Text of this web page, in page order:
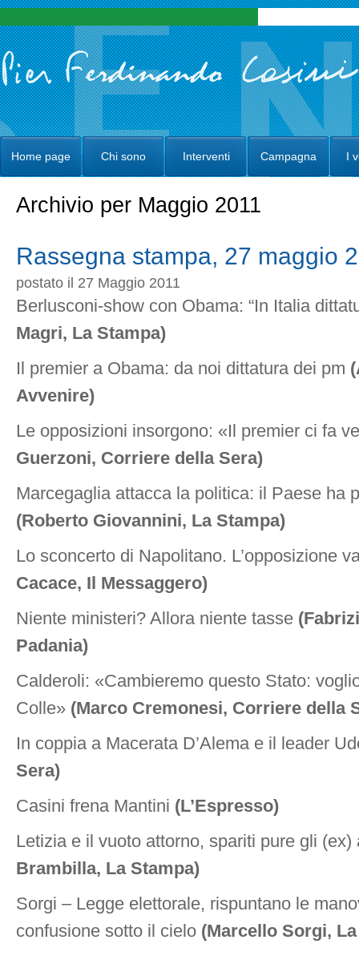
Home page Chi sono Interventi Campagna I
Archivio per Maggio 2011
Rassegna stampa, 27 maggio
postato il 27 Maggio 2011
Berlusconi-show con Obama: “In Italia
Magri, La Stampa)
Il premier a Obama: da noi dittatura dei pm
Avvenire)
Le opposizioni insorgono: «Il premier ci fa
Guerzoni, Corriere della Sera)
Marcegaglia attacca la politica: il Paese ha
(Roberto Giovannini, La Stampa)
Lo sconcerto di Napolitano. L’opposizione
Cacace, Il Messaggero)
Niente ministeri? Allora niente tasse
Padania)
Calderoli: «Cambieremo questo Stato:
Colle» (Marco Cremonesi, Corriere della
In coppia a Macerata D’Alema e il leader
Sera)
Casini frena Mantini (L’Espresso)
Letizia e il vuoto attorno, spariti pure gli
Brambilla, La Stampa)
Sorgi – Legge elettorale, rispuntano le
confusione sotto il cielo (Marcello Sorgi,